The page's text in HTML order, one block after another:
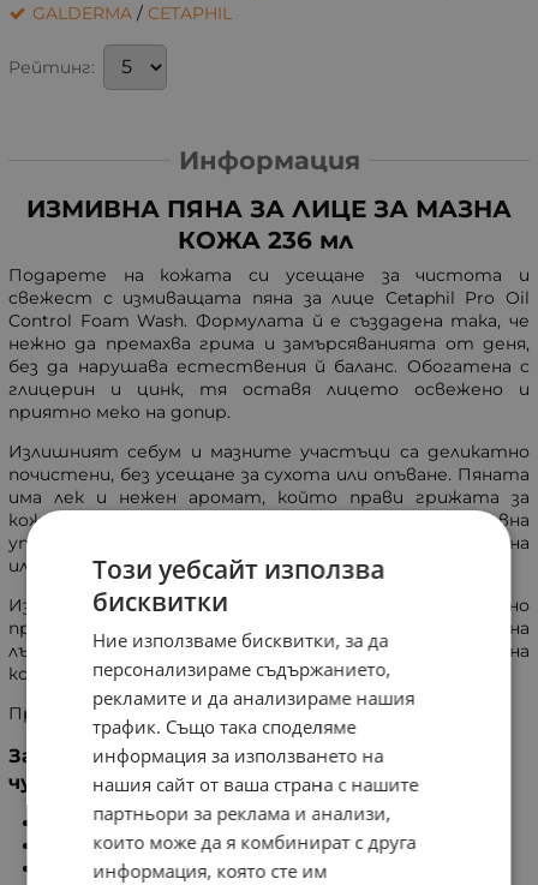
GALDERMA / CETAPHIL
Рейтинг:
Информация
ИЗМИВНА ПЯНА ЗА ЛИЦЕ ЗА МАЗНА
КОЖА 236 мл
Подарете на кожата си усещане за чистота и
свежест с измиващата пяна за лице Cetaphil Pro Oil
Control Foam Wash. Формулата й е създадена така, че
нежно да премахва грима и замърсяванията от деня,
без да нарушава естествения й баланс. Обогатена с
глицерин и цинк, тя оставя лицето освежено и
приятно меко на допир.
Излишният себум и мазните участъци са деликатно
почистени, без усещане за сухота или опъване. Пяната
има лек и нежен аромат, който прави грижата за
кожата още по-приятна. Подходяща е за всекидневна
употреба, особено ако кожата ви е по-чувствителна
или склонна към омазняване.
Измивна пяна за лице. Леката и нежна пяна ефективно
премахва излишния себум и помага за намаляване на
лъщенето на кожата. Не предизвиква раздразнение на
кожата.
Продукт за лице. Без сапун. Некомедоногенна.
Защитава срещу 5 признака на
чувствителност на кожата
Отслабена кожна бариера
Сухота
Раздразненост
Този уебсайт използва
бисквитки
Ние използваме бисквитки, за да
персонализираме съдържанието,
рекламите и да анализираме нашия
трафик. Също така споделяме
информация за използването на
нашия сайт от ваша страна с нашите
партньори за реклама и анализи,
които може да я комбинират с друга
информация, която сте им